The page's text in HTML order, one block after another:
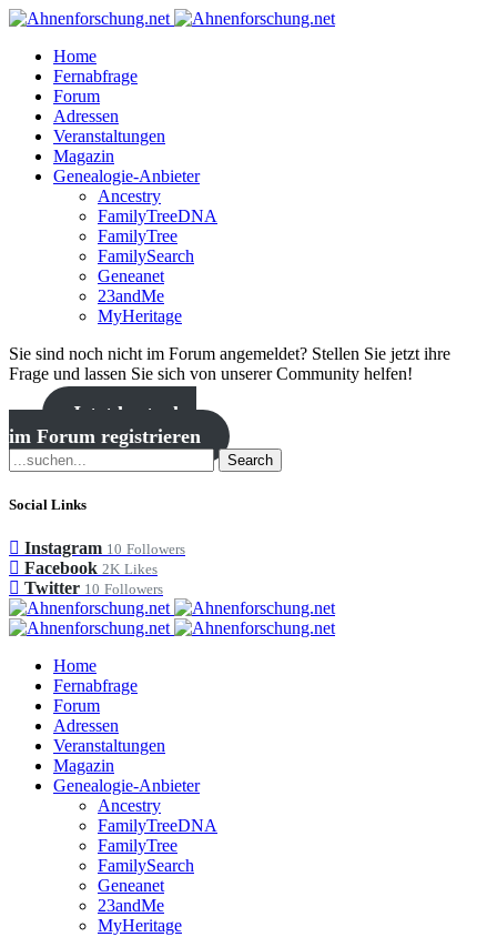
Home
Fernabfrage
Forum
Adressen
Veranstaltungen
Magazin
Genealogie-Anbieter
Ancestry
FamilyTreeDNA
FamilyTree
FamilySearch
Geneanet
23andMe
MyHeritage
Sie sind noch nicht im Forum angemeldet? Stellen Sie jetzt ihre
Frage und lassen Sie sich von unserer Community helfen!
Jetzt kostenlos
im Forum registrieren
Search
Social Links
Instagram 10 Followers
Facebook 2K Likes
Twitter 10 Followers
Home
Fernabfrage
Forum
Adressen
Veranstaltungen
Magazin
Genealogie-Anbieter
Ancestry
FamilyTreeDNA
FamilyTree
FamilySearch
Geneanet
23andMe
MyHeritage